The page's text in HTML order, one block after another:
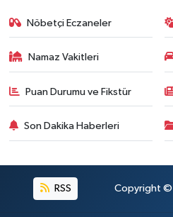
Nöbetçi Eczaneler
Namaz Vakitleri
Puan Durumu ve Fikstür
Son Dakika Haberleri
RSS Copyright ©